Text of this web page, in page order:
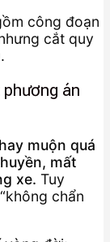
công đoạn
cắt quy
án
muộn quá
mất
xe. Tuy
chẩn